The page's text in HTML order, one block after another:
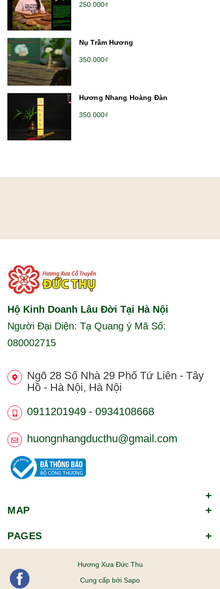
250.000₫
Nụ Trầm Hương
350.000₫
Hương Nhang Hoàng Đàn
350.000₫
Hộ Kinh Doanh Lâu Đời Tại Hà Nội
Người Đại Diện: Tạ Quang ý Mã Số:
080002715
Ngõ 28 Số Nhà 29 Phố Tứ Liên - Tây
Hồ - Hà Nội, Hà Nội
0911201949 - 0934108668
huongnhangducthu@gmail.com
MAP
PAGES
Hương Xưa Đức Thu
Cung cấp bởi Sapo